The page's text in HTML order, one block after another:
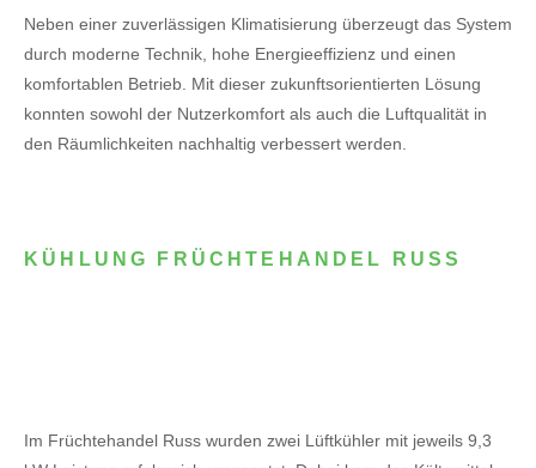
Neben einer zuverlässigen Klimatisierung überzeugt das System
durch moderne Technik, hohe Energieeffizienz und einen
komfortablen Betrieb. Mit dieser zukunftsorientierten Lösung
konnten sowohl der Nutzerkomfort als auch die Luftqualität in
den Räumlichkeiten nachhaltig verbessert werden.
KÜHLUNG FRÜCHTEHANDEL RUSS
Im Früchtehandel Russ wurden zwei Lüftkühler mit jeweils 9,3